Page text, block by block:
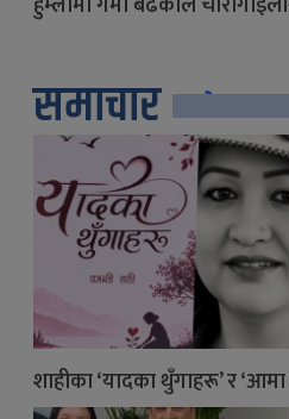
समाचार सबै
शाहीका ‘यादका थुँगाहरू’ र